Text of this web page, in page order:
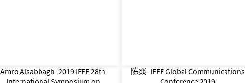
Amro Alsabbagh- 2019 IEEE 28th
International Symposium on
陈燚- IEEE Global Communications
Conference 2019